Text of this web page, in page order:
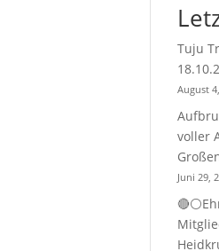
Tuju
August
voller
Juni 29,